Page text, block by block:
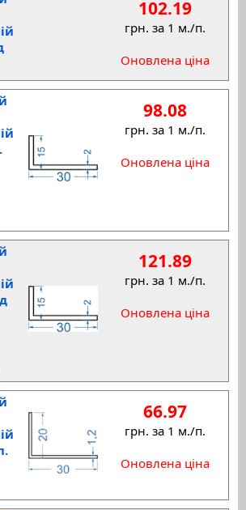
102.19
грн. за 1 м./п.
Оновлена ціна
98.08
грн. за 1 м./п.
Оновлена ціна
121.89
грн. за 1 м./п.
Оновлена ціна
66.97
грн. за 1 м./п.
Оновлена ціна